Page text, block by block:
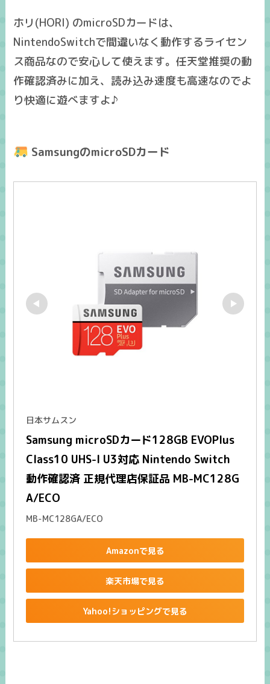
ホリ(HORI) のmicroSDカードは、
NintendoSwitchで間違いなく動作するライセン
ス商品なので安心して使えます。任天堂推奨の動
作確認済みに加え、読み込み速度も高速なのでよ
り快適に遊べますよ♪
SamsungのmicroSDカード
日本サムスン
Samsung microSDカード128GB EVOPlus
Class10 UHS-I U3対応 Nintendo Switch
動作確認済 正規代理店保証品 MB-MC128G
A/ECO
MB-MC128GA/ECO
Amazonで見る
楽天市場で見る
Yahoo!ショッピングで見る